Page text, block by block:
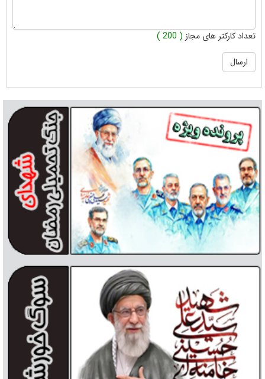
تعداد کارکتر های مجاز ( 200 )